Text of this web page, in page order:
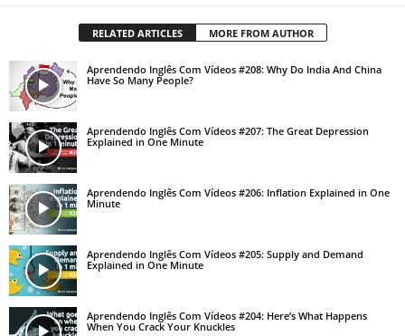
RELATED ARTICLES MORE FROM AUTHOR
Aprendendo Inglês Com Vídeos #208: Why Do India And China
Have So Many People?
Aprendendo Inglês Com Vídeos #207: The Great Depression
Explained in One Minute
Aprendendo Inglês Com Vídeos #206: Inflation Explained in One
Minute
Aprendendo Inglês Com Vídeos #205: Supply and Demand
Explained in One Minute
Aprendendo Inglês Com Vídeos #204: Here’s What Happens
When You Crack Your Knuckles